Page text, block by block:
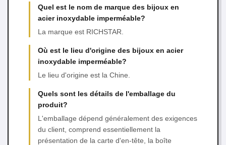
Quel est le nom de marque des bijoux en
acier inoxydable imperméable?
La marque est RICHSTAR.
Où est le lieu d'origine des bijoux en acier
inoxydable imperméable?
Le lieu d'origine est la Chine.
Quels sont les détails de l'emballage du
produit?
L'emballage dépend généralement des exigences
du client, comprend essentiellement la
présentation de la carte d'en-tête, la boîte